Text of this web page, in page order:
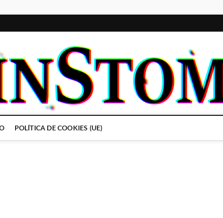
POLÍTICA DE COOKIES (UE)